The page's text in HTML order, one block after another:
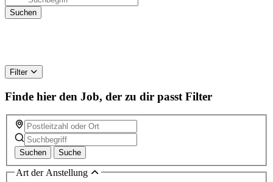
Filter
Finde hier den Job, der zu dir passt Filter
Suchen Suche
Art der Anstellung